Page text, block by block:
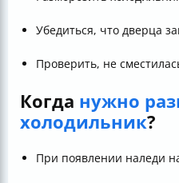
Убедиться, что дверца
Проверить, не
Когда нужно
холодильник?
При появлении наледи